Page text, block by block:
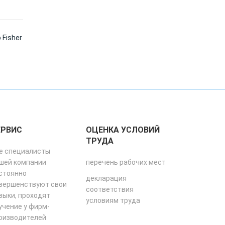
Fisher
специалисты
компании
свои
проходят
у фирм-
ОЦЕНКА УСЛОВИЙ
ТРУДА
перечень рабочих мест
декларация
соответствия
условиям труда